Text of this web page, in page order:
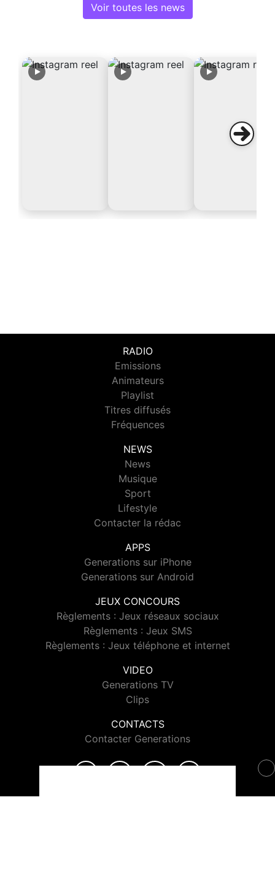
Voir toutes les news
RADIO
Emissions
Animateurs
Playlist
Titres diffusés
Fréquences
NEWS
News
Musique
Sport
Lifestyle
Contacter la rédac
APPS
Generations sur iPhone
Generations sur Android
JEUX CONCOURS
Règlements : Jeux réseaux sociaux
Règlements : Jeux SMS
Règlements : Jeux téléphone et internet
VIDEO
Generations TV
Clips
CONTACTS
Contacter Generations